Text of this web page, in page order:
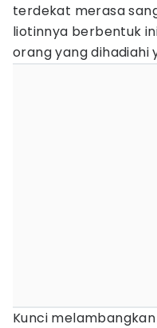
terdekat merasa
liotinnya berbentuk
orang yang dihadiahi
Kunci